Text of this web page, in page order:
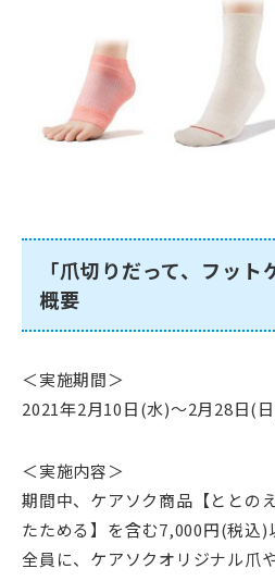
「爪切りだって、フッ
概要
＜実施期間＞
2021年2月10日(水)～2月28日(
＜実施内容＞
期間中、ケアソク商品【ととの
たためる】を含む7,000円(税込)
全員に、ケアソクオリジナル爪